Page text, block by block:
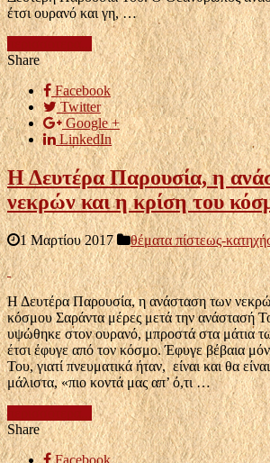
έτσι ουρανό και γη, …
Share
Facebook
Twitter
Google +
LinkedIn
Η Δευτέρα Παρουσία, η
νεκρών και η κρίση του
1 Μαρτίου 2017 θέματα πίστεως-
Η Δευτέρα Παρουσία, η ανάσταση των
κόσμου Σαράντα μέρες μετά την ανάστασή
υψώθηκε στον ουρανό, μπροστά στα μάτια
έτσι έφυγε από τον κόσμο. Έφυγε βέβαια
Του, γιατί πνευματικά ήταν, είναι και θα
μάλιστα, «πιο κοντά μας απ’ ό,τι …
Share
Facebook